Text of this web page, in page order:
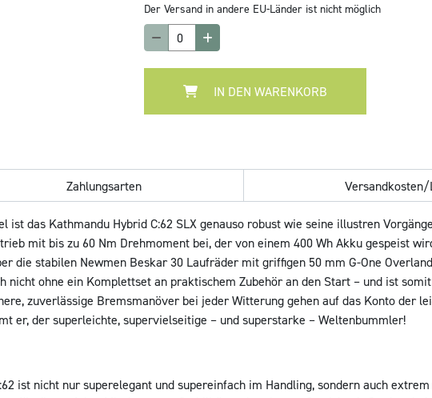
Der Versand in andere EU-Länder ist nicht möglich
IN DEN WARENKORB
Zahlungsarten
ist das Kathmandu Hybrid C:62 SLX genauso robust wie seine illustren
mit bis zu 60 Nm Drehmoment bei, der von einem 400 Wh Akku gespeist
die stabilen Newmen Beskar 30 Laufräder mit griffigen 50 mm G-One
nicht ohne ein Komplettset an praktischem Zubehör an den Start – und ist
zuverlässige Bremsmanöver bei jeder Witterung gehen auf das Konto der
er, der superleichte, supervielseitige – und superstarke – Weltenbummler!
ist nicht nur superelegant und supereinfach im Handling, sondern auch